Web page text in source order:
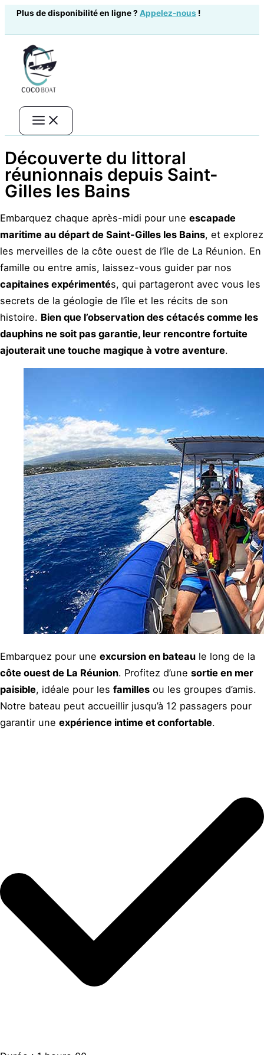
Aller
contenu
Plus de disponibilité en ligne ? Appelez-nous !
Découverte du littoral
réunionnais depuis Saint-
Gilles les Bains
Embarquez chaque après-midi pour une escapade
maritime au départ de Saint-Gilles les Bains, et explorez
les merveilles de la côte ouest de l’île de La Réunion. En
famille ou entre amis, laissez-vous guider par nos
capitaines expérimentés, qui partageront avec vous les
secrets de la géologie de l’île et les récits de son
histoire. Bien que l’observation des cétacés comme les
dauphins ne soit pas garantie, leur rencontre fortuite
ajouterait une touche magique à votre aventure.
Embarquez pour une excursion en bateau le long de la
côte ouest de La Réunion. Profitez d’une sortie en mer
paisible, idéale pour les familles ou les groupes d’amis.
Notre bateau peut accueillir jusqu’à 12 passagers pour
garantir une expérience intime et confortable.